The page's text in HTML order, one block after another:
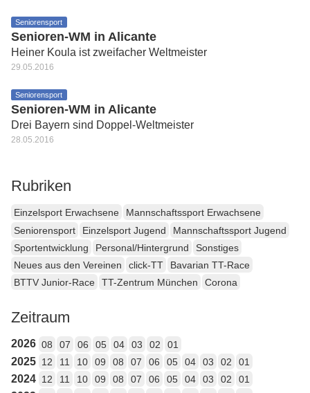
Seniorensport
Senioren-WM in Alicante
Heiner Koula ist zweifacher Weltmeister
29.05.2016
Seniorensport
Senioren-WM in Alicante
Drei Bayern sind Doppel-Weltmeister
28.05.2016
Rubriken
Einzelsport Erwachsene
Mannschaftssport Erwachsene
Seniorensport
Einzelsport Jugend
Mannschaftssport Jugend
Sportentwicklung
Personal/Hintergrund
Sonstiges
Neues aus den Vereinen
click-TT
Bavarian TT-Race
BTTV Junior-Race
TT-Zentrum München Corona
Zeitraum
2026 08 07 06 05 04 03 02 01
2025 12 11 10 09 08 07 06 05 04 03 02 01
2024 12 11 10 09 08 07 06 05 04 03 02 01